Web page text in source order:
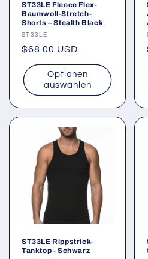
ST33LE Fleece Flex-
Baumwoll-Stretch-
Shorts – Stealth Black
Anbieter:
ST33LE
Normaler
Preis
$68.00 USD
Optionen
auswählen
ST33LE Rippstrick-
Tanktop - Schwarz